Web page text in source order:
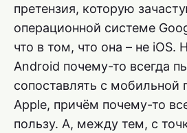
претензия, которую
операционной системе
что в том, что она – не iOS.
Android почему-то всегда
сопоставлять с мобильной
Apple, причём почему-то
пользу. А, между тем, с